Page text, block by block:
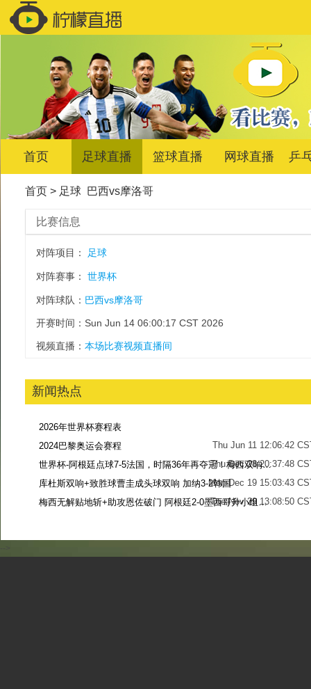
首页 足球直播 篮球直播 网球直播 乒
首页> 足球 巴西vs摩洛哥
比赛信息
对阵项目： 足球
对阵赛事： 世界杯
对阵球队： 巴西vs摩洛哥
开赛时间：Sun Jun 14 06:00:17 CST 2026
视频直播： 本场比赛视频直播间
新闻热点
2026年世界杯赛程表
Thu Jun 11 12:06:42
2024巴黎奥运会赛程
Thu Dec 28 20:37:48
世界杯-阿根廷点球7-5法国，时隔36年再夺冠！梅西双响姆巴佩戴帽
Mon Dec 19 15:03:43
库杜斯双响+致胜球曹圭成头球双响 加纳3-2韩国
Tue Nov 29 13:08:50
梅西无解贴地斩+助攻恩佐破门 阿根廷2-0墨西哥升小组第二